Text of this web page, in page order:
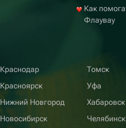
Как
Флаувау
Краснодар
Красноярск
Нижний Новгород
Новосибирск
Томск
Уфа
Хабаровск
Челябинск